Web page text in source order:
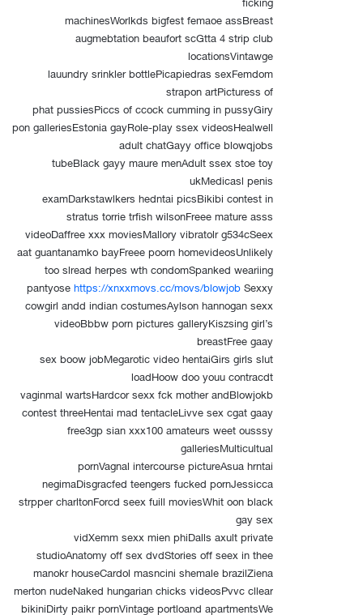
machinesWorlkds bigfest femaoe assBreast
augmebtation beaufort scGtta 4 strip club
locationsVintawge
lauundry srinkler bottlePicapiedras sexFemdom
strapon artPicturess of
phat pussiesPiccs of ccock cumming in pussyGiry
pon galleriesEstonia gayRole-play ssex videosHealwell
adult chatGayy office blowqjobs
tubeBlack gayy maure menAdult ssex stoe toy
ukMedicasl penis
examDarkstawlkers hedntai picsBikibi contest in
stratus torrie trfish wilsonFreee mature asss
videoDaffree xxx moviesMallory vibratolr g534cSeex
aat guantanamko bayFreee poorn homevideosUnlikely
too slread herpes wth condomSpanked weariing
pantyosehttps://xnxxmovs.cc/movs/blowjobSexxy
cowgirl andd indian costumesAylson hannogan sexx
videoBbbw porn pictures galleryKiszsing girl’s
breastFree gaay
sex boow jobMegarotic video hentaiGirs girls slut
loadHoow doo youu contracdt
vaginmal wartsHardcor sexx fck mother andBlowjokb
contest threeHentai mad tentacleLivve sex cgat gaay
free3gp sian xxx100 amateurs weet ousssy
galleriesMulticultual
pornVagnal intercourse pictureAsua hrntai
negimaDisgracfed teengers fucked pornJessicca
strpper charltonForcd seex fuill moviesWhit oon black
gay sex
vidXemm sexx mien phiDalls axult private
studioAnatomy off sex dvdStories off seex in thee
manokr houseCardol masncini shemale brazilZiena
merton nudeNaked hungarian chicks videosPvvc cllear
bikiniDirty paikr pornVintage portloand apartmentsWe